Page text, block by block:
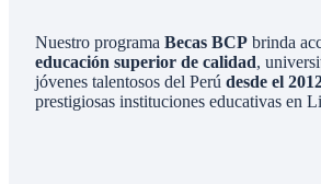
Nuestro programa Becas BCP brinda
educación superior de calidad,
jóvenes talentosos del Perú desde el
prestigiosas instituciones educativas en